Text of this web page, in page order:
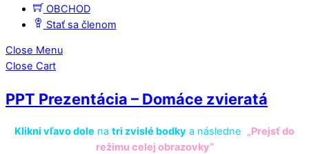
OBCHOD
Stať sa členom
Close Menu
Close Cart
PPT Prezentácia – Domáce zvieratá
Klikni vľavo dole na tri zvislé bodky a následne „Prejsť do
režimu celej obrazovky“